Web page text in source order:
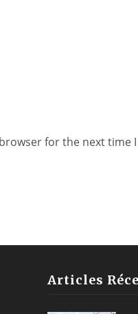
for the next time
Articles